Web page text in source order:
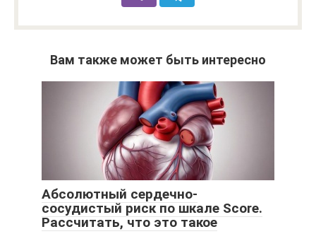
Вам также может быть интересно
Абсолютный сердечно-
сосудистый риск по шкале Score.
Рассчитать, что это такое